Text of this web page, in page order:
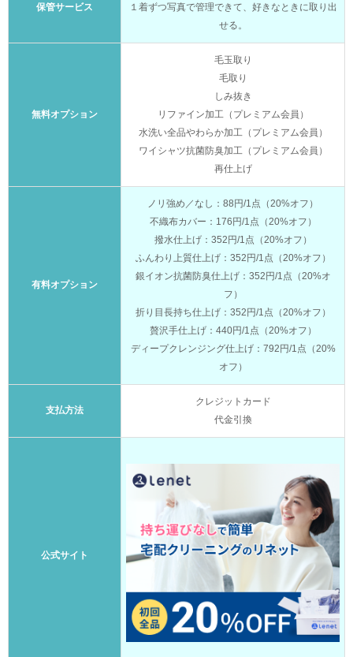
保管サービス
１着ずつ写真で管理できて、好きなときに取り出
せる。
無料オプション
毛玉取り
毛取り
しみ抜き
リファイン加工（プレミアム会員）
水洗い全品やわらか加工（プレミアム会員）
ワイシャツ抗菌防臭加工（プレミアム会員）
再仕上げ
有料オプション
ノリ強め／なし：88円/1点（20%オフ）
不織布カバー：176円/1点（20%オフ）
撥水仕上げ：352円/1点（20%オフ）
ふんわり上質仕上げ：352円/1点（20%オフ）
銀イオン抗菌防臭仕上げ：352円/1点（20%オ
フ）
折り目長持ち仕上げ：352円/1点（20%オフ）
贅沢手仕上げ：440円/1点（20%オフ）
ディープクレンジング仕上げ：792円/1点（20%
オフ）
支払方法
クレジットカード
代金引換
公式サイト